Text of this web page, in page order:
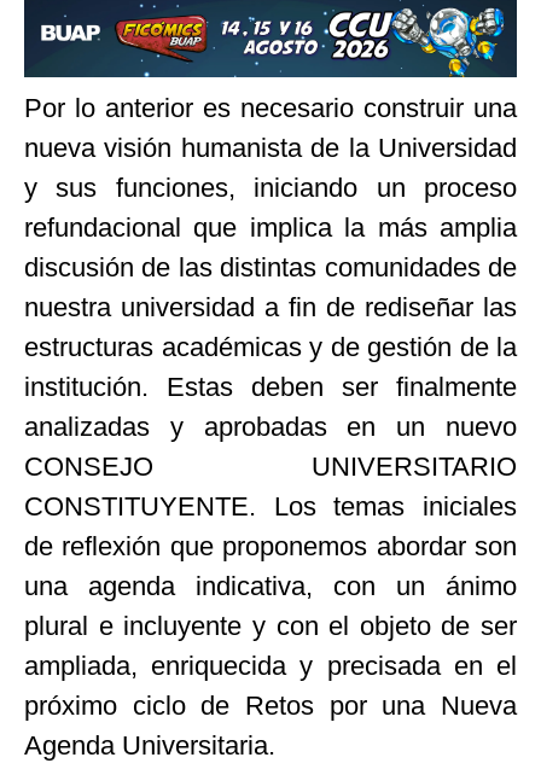
Por lo anterior es necesario construir una
nueva visión humanista de la Universidad
y sus funciones, iniciando un proceso
refundacional que implica la más amplia
discusión de las distintas comunidades de
nuestra universidad a fin de rediseñar las
estructuras académicas y de gestión de la
institución. Estas deben ser finalmente
analizadas y aprobadas en un nuevo
CONSEJO UNIVERSITARIO
CONSTITUYENTE. Los temas iniciales
de reflexión que proponemos abordar son
una agenda indicativa, con un ánimo
plural e incluyente y con el objeto de ser
ampliada, enriquecida y precisada en el
próximo ciclo de Retos por una Nueva
Agenda Universitaria.